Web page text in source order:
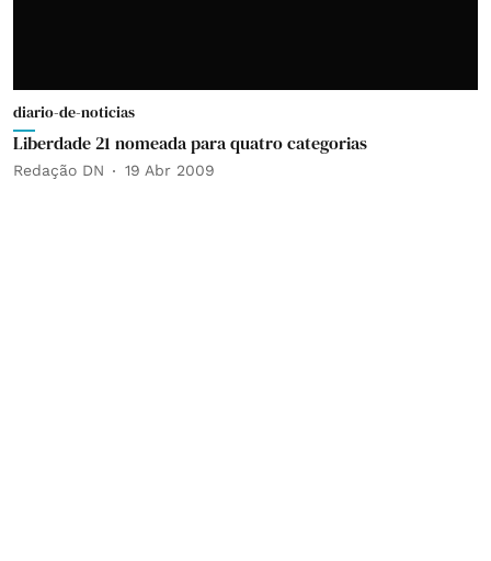
diario-de-noticias
Liberdade 21 nomeada para quatro categorias
Redação DN 19 Abr 2009